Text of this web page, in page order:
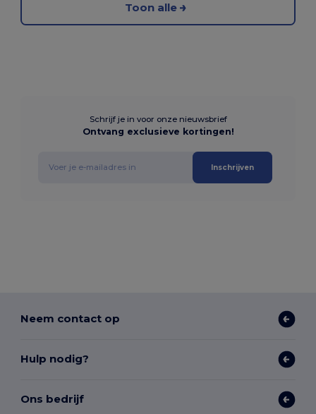
Toon alle
Schrijf je in voor onze nieuwsbrief
Ontvang exclusieve kortingen!
Inschrijven
Neem contact op
Hulp nodig?
Ons bedrijf